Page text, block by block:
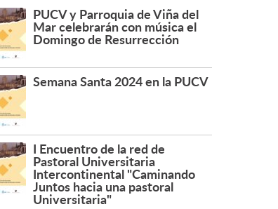
PUCV y Parroquia de Viña del
Mar celebrarán con música el
Domingo de Resurrección
Semana Santa 2024 en la PUCV
I Encuentro de la red de
Pastoral Universitaria
Intercontinental "Caminando
Juntos hacia una pastoral
Universitaria"